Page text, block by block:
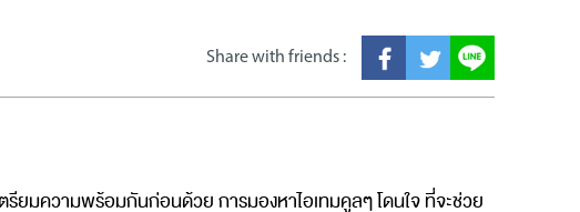
Share with friends :
รียมความพร้อมกันก่อนด้วยการมองหาไอเทมคูลๆโดนใจที่จะช่วย